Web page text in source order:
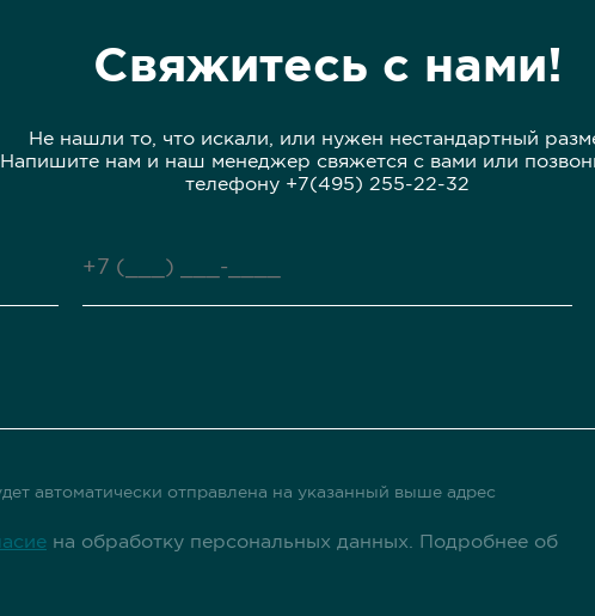
Свяжитесь с нами!
Не нашли то, что искали, или нужен нестандартный
Напишите нам и наш менеджер свяжется с вами или
телефону +7(495) 255-22-32
автоматически отправлена ​​на указанный выше адрес
на обработку персональных данных. Подробнее об